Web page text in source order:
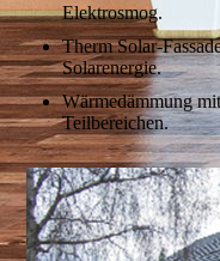
Elektrosmog.
Therm Solar-
Solarenergie.
Wärmedämmung
Teilbereichen.